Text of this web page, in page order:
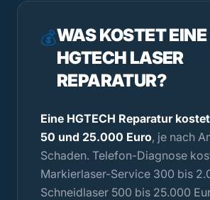
💰WAS KOSTET EINE
HGTECH LASER
REPARATUR?
Eine HGTECH Reparatur
50 und 25.000 Euro, je nach
Schaden. Telefon-Diagnose
Markierlaser-Service 300 bis
Schneidlaser 500 bis 25.000